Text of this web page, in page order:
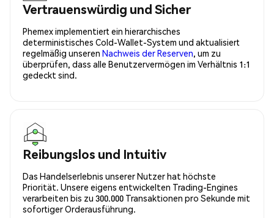
Vertrauenswürdig und Sicher
Phemex implementiert ein hierarchisches
deterministisches Cold-Wallet-System und aktualisiert
regelmäßig unseren Nachweis der Reserven, um zu
überprüfen, dass alle Benutzervermögen im Verhältnis 1:1
gedeckt sind.
Reibungslos und Intuitiv
Das Handelserlebnis unserer Nutzer hat höchste
Priorität. Unsere eigens entwickelten Trading-Engines
verarbeiten bis zu 300.000 Transaktionen pro Sekunde mit
sofortiger Orderausführung.